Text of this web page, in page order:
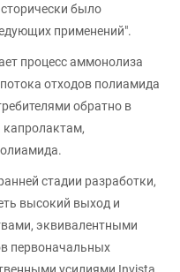
было
применений".
процесс аммонолиза
отходов полиамида
обратно в
стадии разработки,
высокий выход и
эквивалентными
первоначальных
усилиями Invista